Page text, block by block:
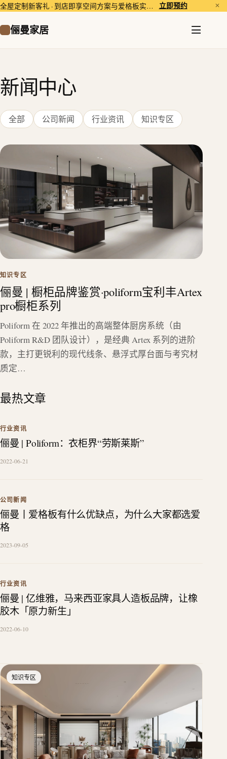
全屋定制新客礼 · 到店即享空间方案与爱格板实样体验。 立即预约 ✕
俪曼家居
新闻中心
全部 公司新闻 行业资讯 知识专区
知识专区
俪曼 | 橱柜品牌鉴赏·poliform宝利丰Artex
pro橱柜系列
Poliform 在 2022 年推出的高端整体厨房系统（由
Poliform R&D 团队设计），是经典 Artex 系列的进阶
款，主打更锐利的现代线条、悬浮式厚台面与考究材
质定…
最热文章
行业资讯
俪曼 | Poliform：衣柜界“劳斯莱斯”
2022-06-21
公司新闻
俪曼丨爱格板有什么优缺点，为什么大家都选爱
格
2023-09-05
行业资讯
俪曼 | 亿维雅，马来西亚家具人造板品牌，让橡
胶木「原力新生」
2022-06-10
知识专区